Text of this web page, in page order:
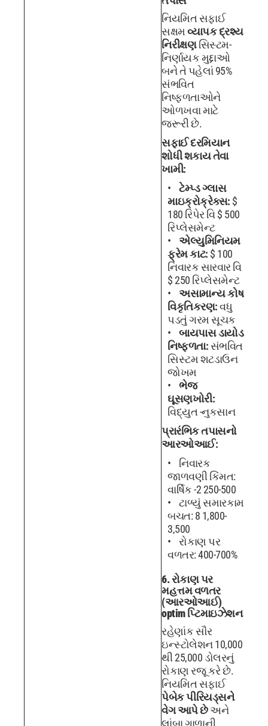
નિયમિત સફાઈ
સક્ષમવ્યાપક દ્રશ્ય
નિરીક્ષણસિસ્ટમ-
નિર્ણાયક મુદ્દાઓ
બને તે પહેલાં 95%
સંભવિત
નિષ્ફળતાઓને
ઓળખવા માટે
જરૂરી છે.
સફાઈ દરમિયાન
શોધી શકાય તેવા
ખામી:
ટેમ્પ્ડ ગ્લાસ
માઇક્રોક્રેક્સ: $
180 રિપેર વિ $ 500
રિપ્લેસમેન્ટ
એલ્યુમિનિયમ
ફ્રેમ કાટ: $ 100
નિવારક સારવાર વિ
$ 250 રિપ્લેસમેન્ટ
અસામાન્ય કોષ
વિકૃતિકરણ:વધુ
પડતું ગરમ ​​સૂચક
બાયપાસ ડાયોડ
નિષ્ફળતા:સંભવિત
સિસ્ટમ શટડાઉન
જોખમ
ભેજ
ઘૂસણખોરી:
વિદ્યુત -નુકસાન
પ્રારંભિક તપાસનો
આરઓઆઈ:
નિવારક
જાળવણી કિંમત:
વાર્ષિક -2 250-500
ટાળ્યું સમારકામ
બચત: 8 1,800-
3,500
રોકાણ પર
વળતર: 400-700%
6. રોકાણ પર
મહત્તમ વળતર
(આરઓઆઈ)
optim પ્ટિમાઇઝેશન
રહેણાંક સૌર
ઇન્સ્ટોલેશન 10,000
થી 25,000 ડોલરનું
રોકાણ રજૂ કરે છે.
નિયમિત સફાઈ
પેબેક પીરિયડ્સને
વેગ આપે છેઅને
લાંબા ગાળાની